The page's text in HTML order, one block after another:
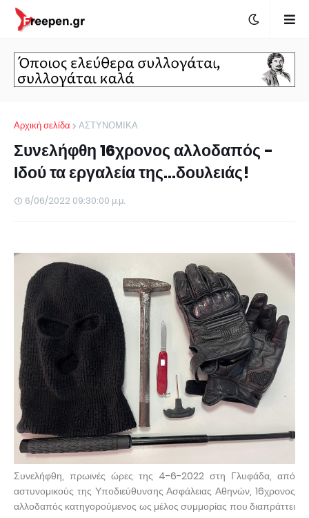
Αρχική σελίδα ΑΣΤΥΝΟΜΙΚΑ
Συνελήφθη 16χρονος αλλοδαπός -
Ιδού τα εργαλεία της...δουλειάς!
6/06/2022 09:30:00 μ.μ.
Συνελήφθη, πρωινές ώρες της 4-6-2022 στη Γλυφάδα, από
αστυνομικούς της Υποδιεύθυνσης Ασφάλειας Αθηνών, 16χρονος
αλλοδαπός κατηγορούμενος ως μέλος συμμορίας που διαπράττει